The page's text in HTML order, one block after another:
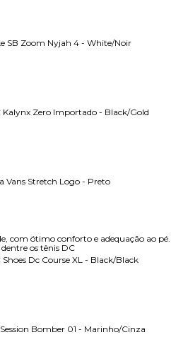
SB Zoom Nyjah 4 - White/Noir
Kalynx Zero Importado - Black/Gold
Vans Stretch Logo - Preto
com ótimo conforto e adequação ao pé.
os tênis DC
Dc Course XL - Black/Black
Bomber 01 - Marinho/Cinza